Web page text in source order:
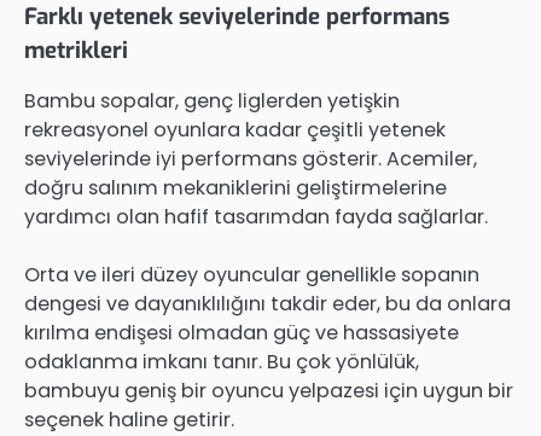
Farklı yetenek seviyelerinde performans
metrikleri
Bambu sopalar, genç liglerden yetişkin
rekreasyonel oyunlara kadar çeşitli yetenek
seviyelerinde iyi performans gösterir. Acemiler,
doğru salınım mekaniklerini geliştirmelerine
yardımcı olan hafif tasarımdan fayda sağlarlar.
Orta ve ileri düzey oyuncular genellikle sopanın
dengesi ve dayanıklılığını takdir eder, bu da onlara
kırılma endişesi olmadan güç ve hassasiyete
odaklanma imkanı tanır. Bu çok yönlülük,
bambuyu geniş bir oyuncu yelpazesi için uygun bir
seçenek haline getirir.